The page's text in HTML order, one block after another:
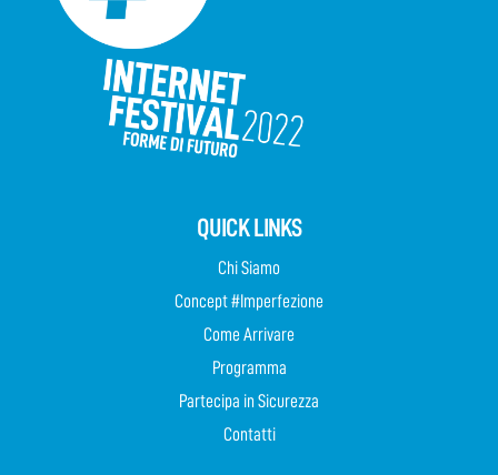
QUICK LINKS
Chi Siamo
Concept #Imperfezione
Come Arrivare
Programma
Partecipa in Sicurezza
Contatti